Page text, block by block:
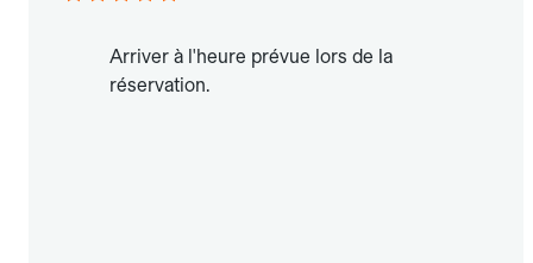
Arriver à l'heure prévue lors de la
réservation.